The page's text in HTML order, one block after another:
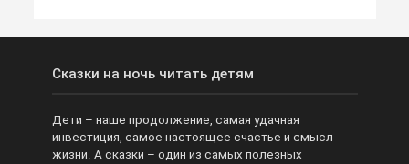
Сказки на ночь читать детям
Дети – наше продолжение, самая удачная
инвестиция, самое настоящее счастье и смысл
жизни. А сказки – один из самых полезных